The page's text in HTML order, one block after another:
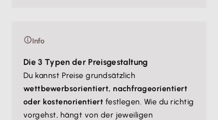
Info
Die 3 Typen der Preisgestaltung
Du kannst Preise grundsätzlich
wettbewerbsorientiert, nachfrageorientiert
oder kostenorientiert festlegen. Wie du richtig
vorgehst, hängt von der jeweiligen